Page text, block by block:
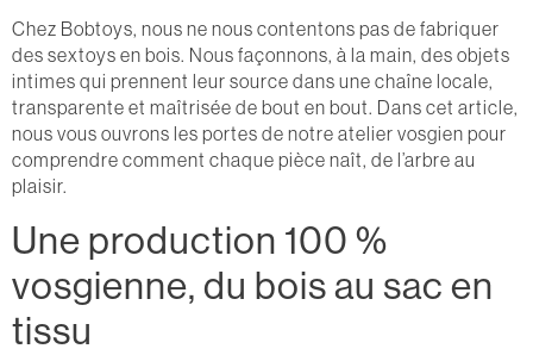
Chez Bobtoys, nous ne nous contentons pas de fabriquer
des sextoys en bois. Nous façonnons, à la main, des objets
intimes qui prennent leur source dans une chaîne locale,
transparente et maîtrisée de bout en bout. Dans cet article,
nous vous ouvrons les portes de notre atelier vosgien pour
comprendre comment chaque pièce naît, de l’arbre au
plaisir.
Une production 100 %
vosgienne, du bois au sac en
tissu